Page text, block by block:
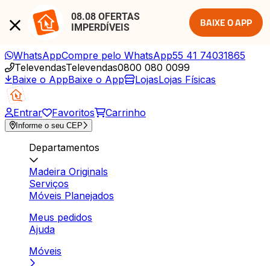
08.08 OFERTAS
IMPERDÍVEIS
BAIXE O APP
WhatsAppCompre pelo WhatsApp55 41 74031865
TelevendasTelevendas0800 080 0099
Baixe o AppBaixe o App LojasLojas Físicas
Entrar Favoritos Carrinho
Informe o seu CEP
Departamentos
Madeira Originals
Serviços
Móveis Planejados
Meus pedidos
Ajuda
Móveis